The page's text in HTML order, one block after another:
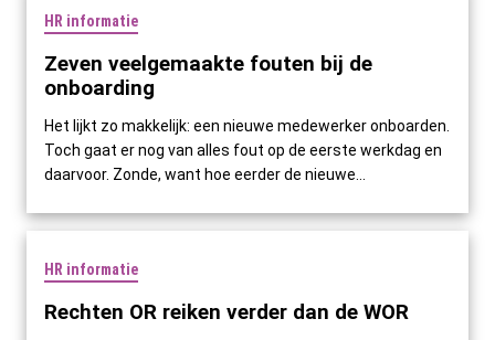
HR informatie
Zeven veelgemaakte fouten bij de
onboarding
Het lijkt zo makkelijk: een nieuwe medewerker onboarden.
Toch gaat er nog van alles fout op de eerste werkdag en
daarvoor. Zonde, want hoe eerder de nieuwe...
HR informatie
Rechten OR reiken verder dan de WOR